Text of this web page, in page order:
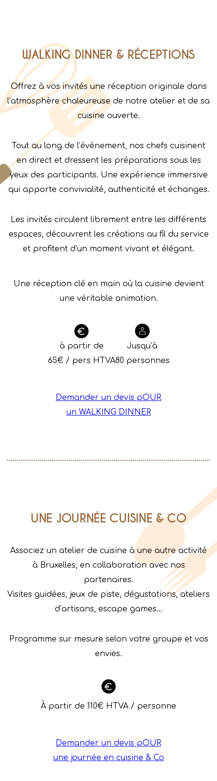
WALKING DINNER & RÉCEPTIONS
Offrez à vos invités une réception originale dans
l’atmosphère chaleureuse de notre atelier et de sa
cuisine ouverte.
Tout au long de l’événement, nos chefs cuisinent
en direct et dressent les préparations sous les
yeux des participants. Une expérience immersive
qui apporte convivialité, authenticité et échanges.
Les invités circulent librement entre les différents
espaces, découvrent les créations au fil du service
et profitent d’un moment vivant et élégant.
Une réception clé en main où la cuisine devient
une véritable animation.
à partir de
65€ / pers HTVA
Jusqu’à
80 personnes
Demander un devis pOUR
un WALKING DINNER
UNE JOURNÉE CUISINE & CO
Associez un atelier de cuisine à une autre activité
à Bruxelles, en collaboration avec nos
partenaires.
Visites guidées, jeux de piste, dégustations, ateliers
d’artisans, escape games…
Programme sur mesure selon votre groupe et vos
envies.
À partir de 110€ HTVA / personne
Demander un devis pOUR
une journée en cuisine & Co